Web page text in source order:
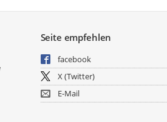
Seite empfehlen
facebook
X (Twitter)
E-Mail